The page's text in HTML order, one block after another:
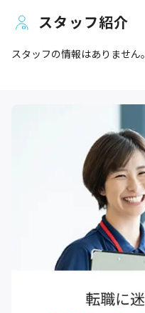
スタッフ紹介
スタッフの情報はありません。